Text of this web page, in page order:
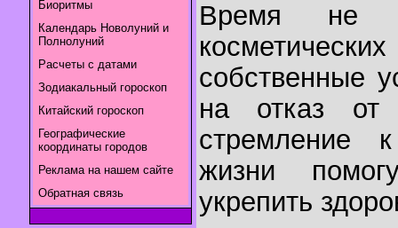
Биоритмы
Календарь Новолуний и
Полнолуний
Расчеты с датами
Зодиакальный гороскоп
Китайский гороскоп
Географические
координаты городов
Реклама на нашем сайте
Обратная связь
Время не
собственные
на отказ от
стремление
жизни
укрепить